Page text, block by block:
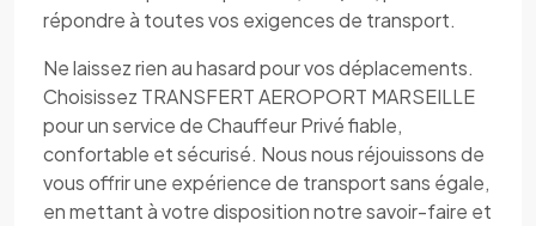
répondre à toutes vos exigences de transport.
Ne laissez rien au hasard pour vos déplacements.
Choisissez TRANSFERT AEROPORT MARSEILLE
pour un service de Chauffeur Privé fiable,
confortable et sécurisé. Nous nous réjouissons de
vous offrir une expérience de transport sans égale,
en mettant à votre disposition notre savoir-faire et